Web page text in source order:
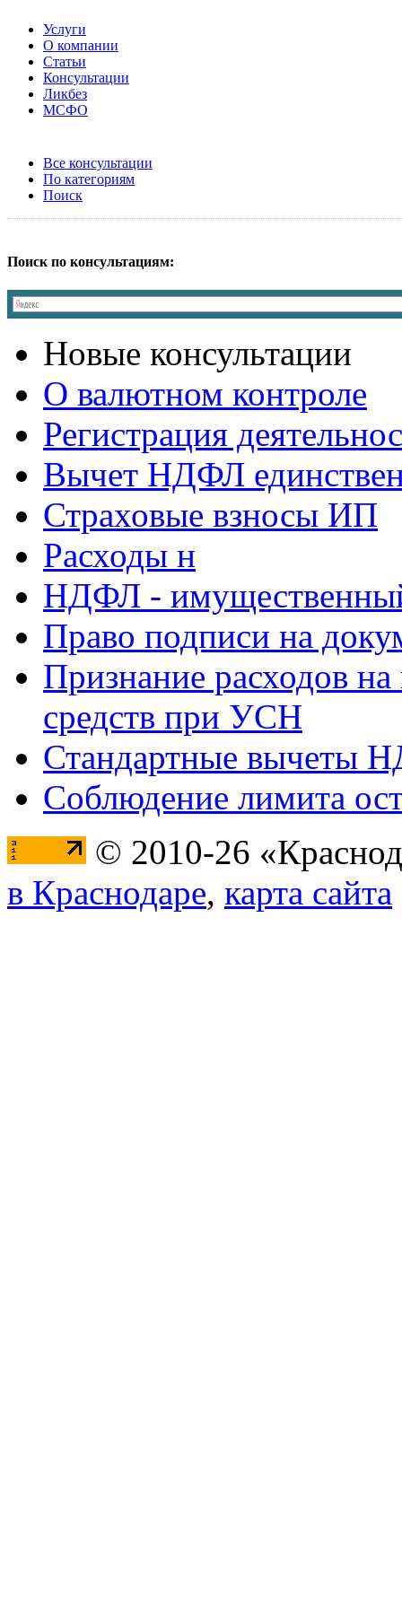
Услуги
О компании
Статьи
Консультации
Ликбез
МСФО
Все консультации
По категориям
Поиск
Поиск по консультациям:
Новые консультации
О валютном контроле
Регистрация
Вычет НДФЛ
Страховые взносы ИП
Расходы н
НДФЛ -
Право подписи на
Признание расходов
средств при УСН
Стандартные вычеты
Соблюдение лимита
© 2010-26
в Краснодаре, карта сайта